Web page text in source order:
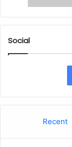
Social
Recent